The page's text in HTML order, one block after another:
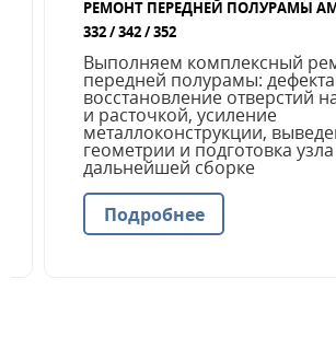
РЕМОНТ ПЕРЕДНЕЙ ПОЛУРАМЫ
332 / 342 / 352
Выполняем комплексный
передней полурамы:
восстановление отверстий
и расточкой, усиление
металлоконструкции,
геометрии и подготовка
дальнейшей сборке
Подробнее